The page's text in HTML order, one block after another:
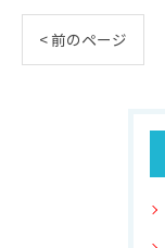
< 前のページ